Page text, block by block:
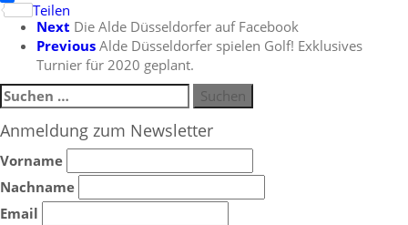
Teilen
Next Die Alde Düsseldorfer auf Facebook
Previous Alde Düsseldorfer spielen Golf! Exklusives
Turnier für 2020 geplant.
Suchen
nach:
Anmeldung zum Newsletter
Vorname
Nachname
Email